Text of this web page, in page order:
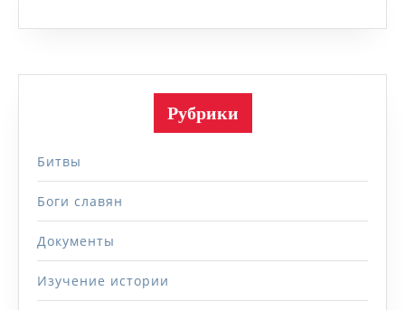
Рубрики
Битвы
Боги славян
Документы
Изучение истории